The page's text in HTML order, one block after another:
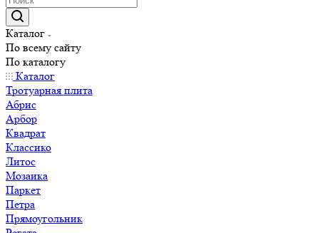
Каталог
По всему сайту
По каталогу
Каталог
Тротуарная плита
Абрис
Арбор
Квадрат
Классико
Литос
Мозаика
Паркет
Петра
Прямоугольник